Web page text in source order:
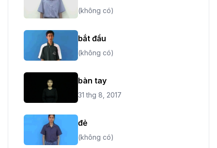
(không có)
bắt đầu
(không có)
bàn tay
31 thg 8, 2017
đẻ
(không có)